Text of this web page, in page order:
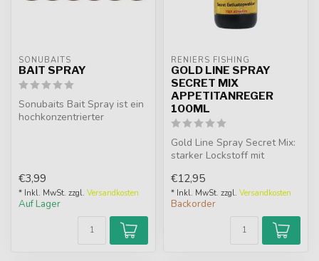
SONUBAITS
BAIT SPRAY
Sonubaits Bait Spray ist ein
hochkonzentrierter
€3,99
* Inkl. MwSt. zzgl. Versandkosten
Auf Lager
RENIERS FISHING
GOLD LINE SPRAY
SECRET MIX
APPETITANREGER
100ML
Gold Line Spray Secret Mix:
starker Lockstoff mit
...
€12,95
* Inkl. MwSt. zzgl. Versandkosten
Backorder